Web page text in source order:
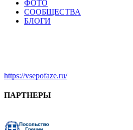
ФОТО
СООБЩЕСТВА
БЛОГИ
https://vsepofaze.ru/
ПАРТНЕРЫ